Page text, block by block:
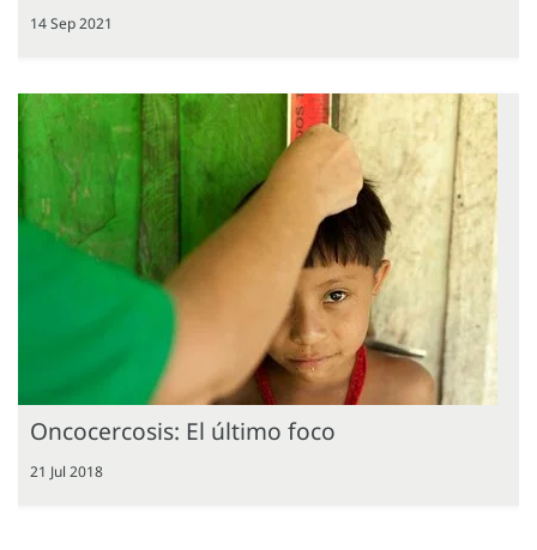
14 Sep 2021
Oncocercosis: El último foco
21 Jul 2018